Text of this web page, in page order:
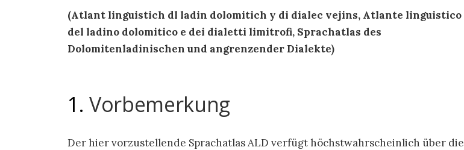
(Atlant linguistich dl ladin dolomitich y di dialec vejins, Atlante linguistico
del ladino dolomitico e dei dialetti limitrofi, Sprachatlas des
Dolomitenladinischen und angrenzender Dialekte)
1. Vorbemerkung
Der hier vorzustellende Sprachatlas ALD verfügt höchstwahrscheinlich über die